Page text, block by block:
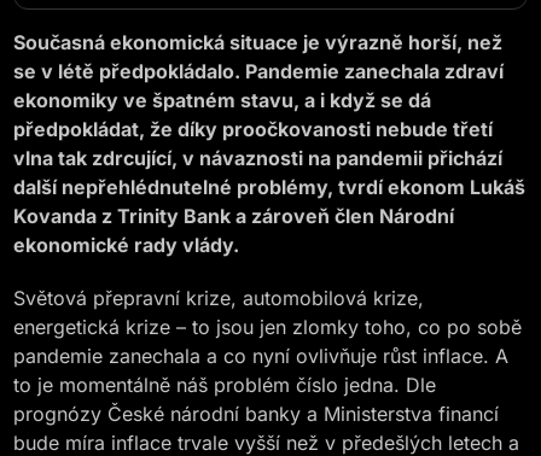
Současná ekonomická situace je výrazně horší, než
se v létě předpokládalo. Pandemie zanechala zdraví
ekonomiky ve špatném stavu, a i když se dá
předpokládat, že díky proočkovanosti nebude třetí
vlna tak zdrcující, v návaznosti na pandemii přichází
další nepřehlédnutelné problémy, tvrdí ekonom Lukáš
Kovanda z Trinity Bank a zároveň člen Národní
ekonomické rady vlády.
Světová přepravní krize, automobilová krize,
energetická krize – to jsou jen zlomky toho, co po sobě
pandemie zanechala a co nyní ovlivňuje růst inflace. A
to je momentálně náš problém číslo jedna. Dle
prognózy České národní banky a Ministerstva financí
bude míra inflace trvale vyšší než v předešlých letech a